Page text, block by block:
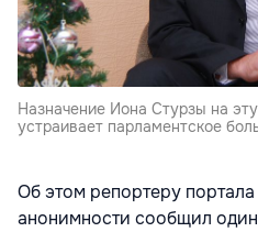
Назначение Иона Стурзы на
устраивает парламентское
Об этом репортеру
анонимности сообщил один